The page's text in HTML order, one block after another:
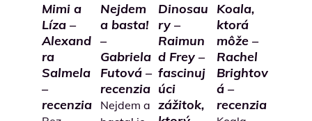
Mimi a
Líza –
Alexand
ra
Salmela
–
recenzia
Nejdem
a basta!
–
Gabriela
Futová –
recenzia
Nejdem a
Dinosau
ry –
Raimun
d Frey –
fascinuj
úci
zážitok,
Koala,
ktorá
môže –
Rachel
Brightov
á –
recenzia